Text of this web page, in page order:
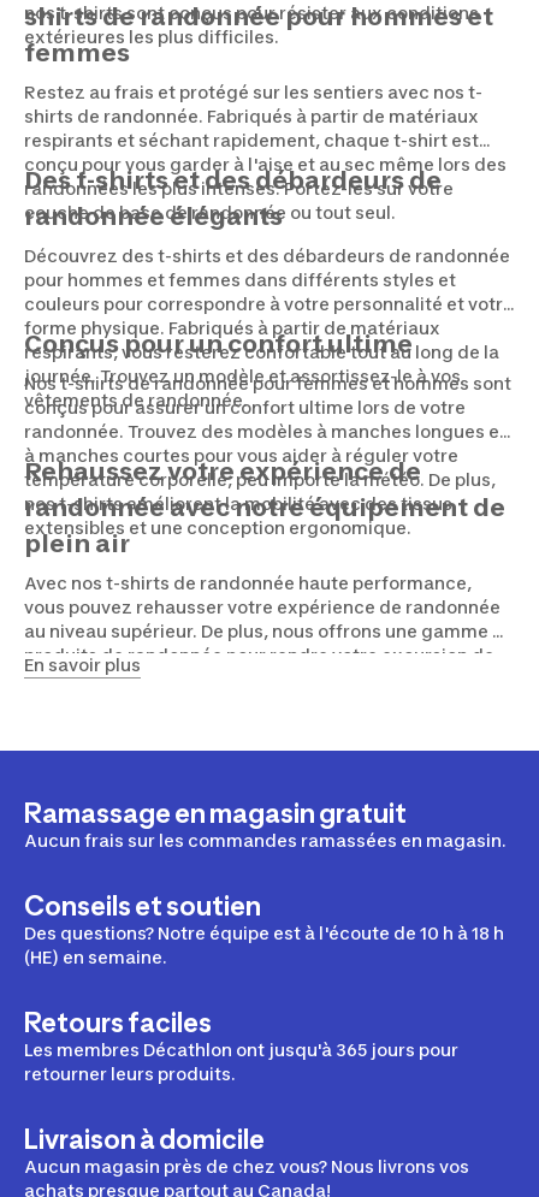
nos t-shirts sont conçus pour résister aux conditions
extérieures les plus difficiles.
shirts de randonnée pour hommes et
femmes
Restez au frais et protégé sur les sentiers avec nos t-
shirts de randonnée. Fabriqués à partir de matériaux
respirants et séchant rapidement, chaque t-shirt est
conçu pour vous garder à l'aise et au sec même lors des
randonnées les plus intenses. Portez-les sur votre
couche de base de randonnée ou tout seul.
Des t-shirts et des débardeurs de
randonnée élégants
Découvrez des t-shirts et des débardeurs de randonnée
pour hommes et femmes dans différents styles et
couleurs pour correspondre à votre personnalité et votre
forme physique. Fabriqués à partir de matériaux
respirants, vous resterez confortable tout au long de la
journée. Trouvez un modèle et assortissez-le à vos
vêtements de randonnée.
Conçus pour un confort ultime
Nos t-shirts de randonnée pour femmes et hommes sont
conçus pour assurer un confort ultime lors de votre
randonnée. Trouvez des modèles à manches longues et
à manches courtes pour vous aider à réguler votre
température corporelle, peu importe la météo. De plus,
nos t-shirts améliorent la mobilité avec des tissus
extensibles et une conception ergonomique.
Rehaussez votre expérience de
randonnée avec notre équipement de
plein air
Avec nos t-shirts de randonnée haute performance,
vous pouvez rehausser votre expérience de randonnée
au niveau supérieur. De plus, nous offrons une gamme de
produits de randonnée pour rendre votre excursion de
randonnée agréable. Découvrez des sacs à dos de
aujourd'hui !
En savoir plus
Ramassage en magasin gratuit
Aucun frais sur les commandes ramassées en magasin.
Conseils et soutien
Des questions? Notre équipe est à l'écoute de 10 h à 18 h
(HE) en semaine.
Retours faciles
Les membres Décathlon ont jusqu'à 365 jours pour
retourner leurs produits.
Livraison à domicile
Aucun magasin près de chez vous? Nous livrons vos
achats presque partout au Canada!